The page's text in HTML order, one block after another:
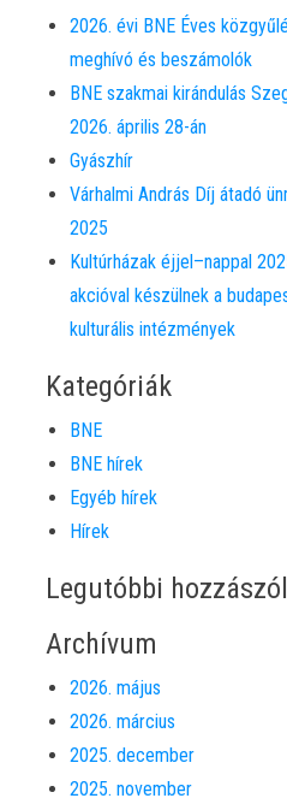
2026. évi BNE Éves
meghívó és beszámolók
BNE szakmai kirándulás
2026. április 28-án
Gyászhír
Várhalmi András Díj átadó
2025
Kultúrházak éjjel–nappal
akcióval készülnek a
kulturális intézmények
Kategóriák
BNE
BNE hírek
Egyéb hírek
Hírek
Legutóbbi
Archívum
2026. május
2026. március
2025. december
2025. november